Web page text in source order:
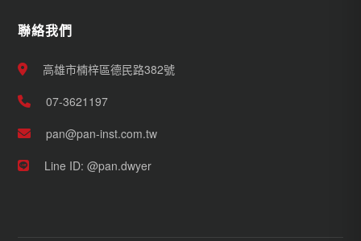
聯絡我們
高雄市楠梓區德民路382號
07-3621197
pan@pan-inst.com.tw
Line ID: @pan.dwyer